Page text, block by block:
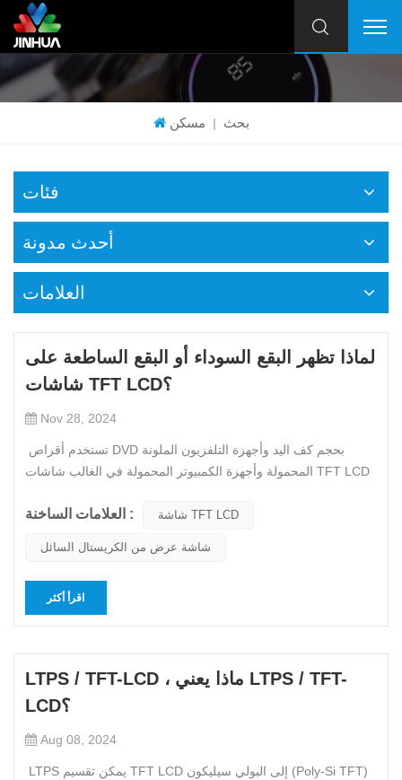
مسكن | بحث
فئات
أحدث مدونة
العلامات
لماذا تظهر البقع السوداء أو البقع الساطعة على
شاشات TFT LCD؟
Nov 28, 2024
المحمولة وأجهزة الكمبيوتر المحمولة في الغالب شاشات TFT LCD
وحجمها الرفيع وخفيف الوزن وقابل للحمل، وخفيفة الوزن، ولا تحتوي
العلامات الساخنة : شاشة TFT LCD
شاشة عرض من الكريستال السائل
اقرأ أكثر
LTPS / TFT-LCD ، ماذا يعني LTPS / TFT-
LCD؟
Aug 08, 2024
LTPS يمكن تقسيم TFT LCD إلى البولي سيليكون (Poly-Si TFT)